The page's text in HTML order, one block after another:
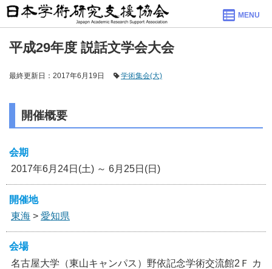
MENU
平成29年度 説話文学会大会
最終更新日：2017年6月19日 学術集会(大)
開催概要
会期
2017年6月24日(土) ～ 6月25日(日)
開催地
東海 > 愛知県
会場
名古屋大学（東山キャンパス）野依記念学術交流館2Ｆ カ